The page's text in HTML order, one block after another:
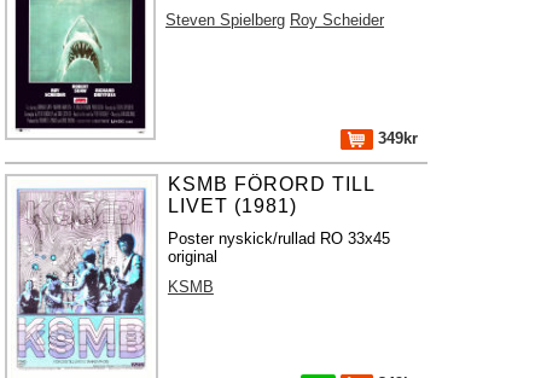
Steven Spielberg Roy Scheider
349kr
KSMB FÖRORD TILL
LIVET (1981)
Poster nyskick/rullad RO 33x45
original
KSMB